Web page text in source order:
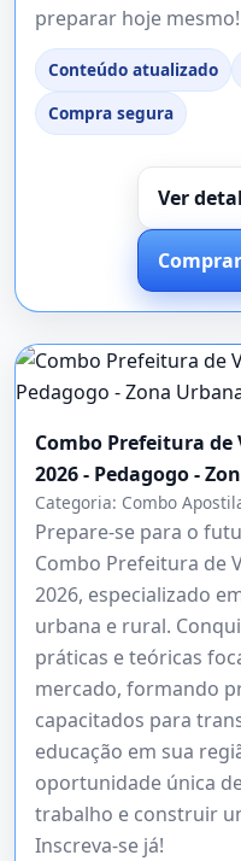
preparar hoje mesmo!
Conteúdo atualizado
Compra segura
Ver
Comprar
Combo Prefeitura
2026 - Pedagogo -
Categoria: Combo
Prepare-se para o
Combo Prefeitura de
2026, especializado
urbana e rural.
práticas e teóricas
mercado, formando
capacitados para
educação em sua
oportunidade única
trabalho e construir
Inscreva-se já!